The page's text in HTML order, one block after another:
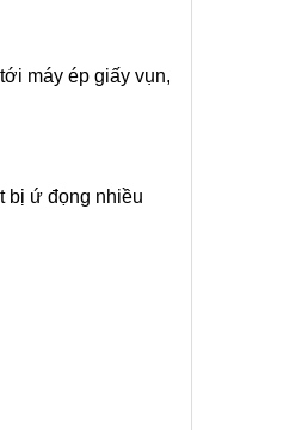
máy ép giấy vụn,
bị ứ đọng nhiều